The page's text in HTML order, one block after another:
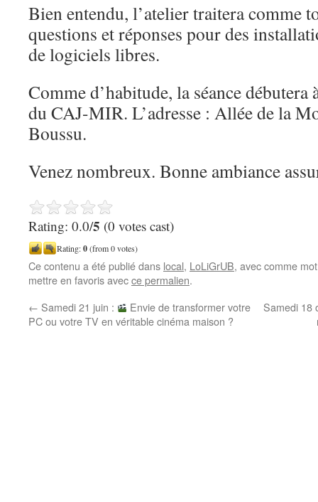
Bien entendu, l’atelier traitera comme
questions et réponses pour des
de logiciels libres.
Comme d’habitude, la séance débutera
du CAJ-MIR. L’adresse : Allée de la
Boussu.
Venez nombreux. Bonne ambiance
Rating: 0.0/5 (0 votes cast)
Rating:0(from 0 votes)
Ce contenu a été publié dans local, LoLiGrUB, avec comme
mettre en favoris avecce permalien.
← Samedi 21 juin :
Envie de transformer votre
PC ou votre TV en véritable cinéma maison ?
Samedi 18